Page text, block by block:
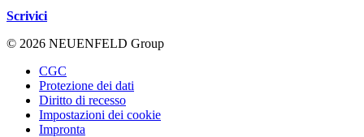
Scrivici
© 2026 NEUENFELD Group
CGC
Protezione dei dati
Diritto di recesso
Impostazioni dei cookie
Impronta